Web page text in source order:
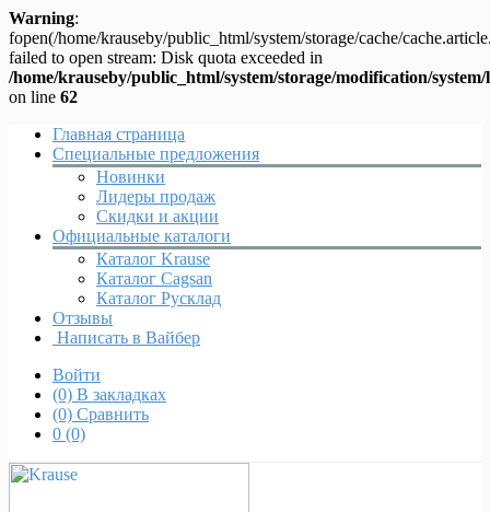
Warning:
fopen(/home/krauseby/public_html/system/storage/cache/
failed to open stream: Disk quota exceeded in
/home/krauseby/public_html/system/storage/modification/
on line 62
Главная страница
Специальные предложения
Новинки
Лидеры продаж
Скидки и акции
Официальные каталоги
Каталог Krause
Каталог Cagsan
Каталог Русклад
Отзывы
Написать в Вайбер
Войти
(0) В закладках
(0) Сравнить
0 (0)